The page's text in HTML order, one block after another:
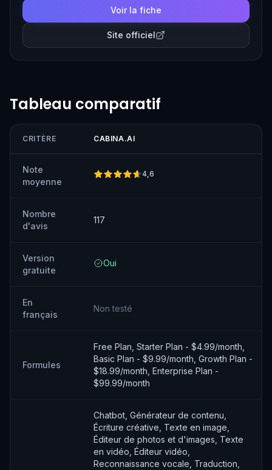
musicians.
Voir la fiche
Site officiel
Tableau comparatif
CRITÈRE CABINA.AI
Note
moyenne
4,6
Nombre
d'avis
117
Version
gratuite
Oui
En
français
Non testé
Formules
Free Plan, Starter Plan - $4.99/month,
Basic Plan - $9.99/month, Growth Plan -
$18.99/month, Enterprise Plan -
$99.99/month
Chatbot, Générateur de contenu,
Écriture créative, Texte en image,
Éditeur de photos et d'images, Texte
en vidéo, Éditeur vidéo,
Reconnaissance vocale, Traduction,